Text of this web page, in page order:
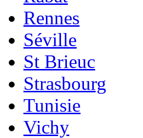
Rennes
Séville
St Brieuc
Strasbourg
Tunisie
Vichy